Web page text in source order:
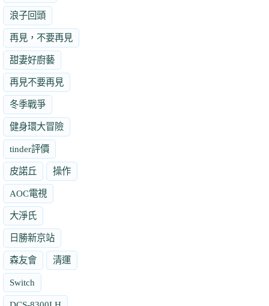
浪子回頭
再見，不要再見
甜妻好廚藝
再見不要再見
冬季戰爭
健身環大冒險
tinder評價
皮諾丘 操作
AOC電視
大淨氏
日勝新京站
森友會 清運
Switch